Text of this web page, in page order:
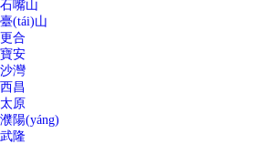
石嘴山
臺(tái)山
更合
寶安
沙灣
西昌
太原
濮陽(yáng)
武隆